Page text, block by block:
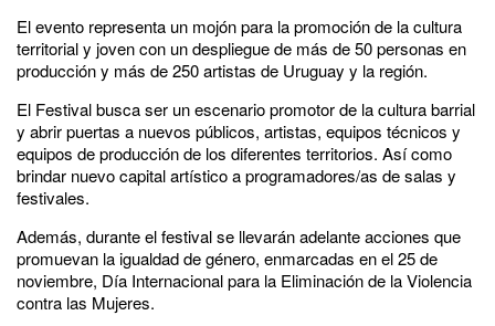
El evento representa un mojón para la promoción de la cultura
territorial y joven con un despliegue de más de 50 personas en
producción y más de 250 artistas de Uruguay y la región.
El Festival busca ser un escenario promotor de la cultura barrial
y abrir puertas a nuevos públicos, artistas, equipos técnicos y
equipos de producción de los diferentes territorios. Así como
brindar nuevo capital artístico a programadores/as de salas y
festivales.
Además, durante el festival se llevarán adelante acciones que
promuevan la igualdad de género, enmarcadas en el 25 de
noviembre, Día Internacional para la Eliminación de la Violencia
contra las Mujeres.